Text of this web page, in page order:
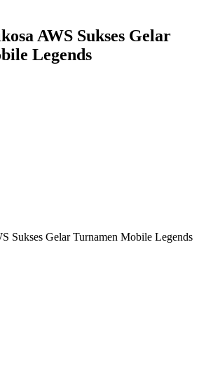
AWS Sukses Gelar
Legends
Sukses Gelar Turnamen Mobile Legends